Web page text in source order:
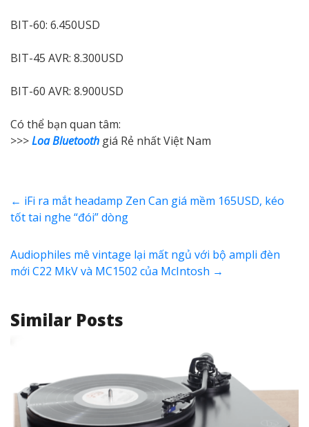
BIT-60: 6.450USD
BIT-45 AVR: 8.300USD
BIT-60 AVR: 8.900USD
Có thể bạn quan tâm:
>>>Loa Bluetooth giá Rẻ nhất Việt Nam
← iFi ra mắt headamp Zen Can giá mềm 165USD, kéo
tốt tai nghe “đói” dòng
Audiophiles mê vintage lại mất ngủ với bộ ampli đèn
mới C22 MkV và MC1502 của McIntosh →
Similar Posts